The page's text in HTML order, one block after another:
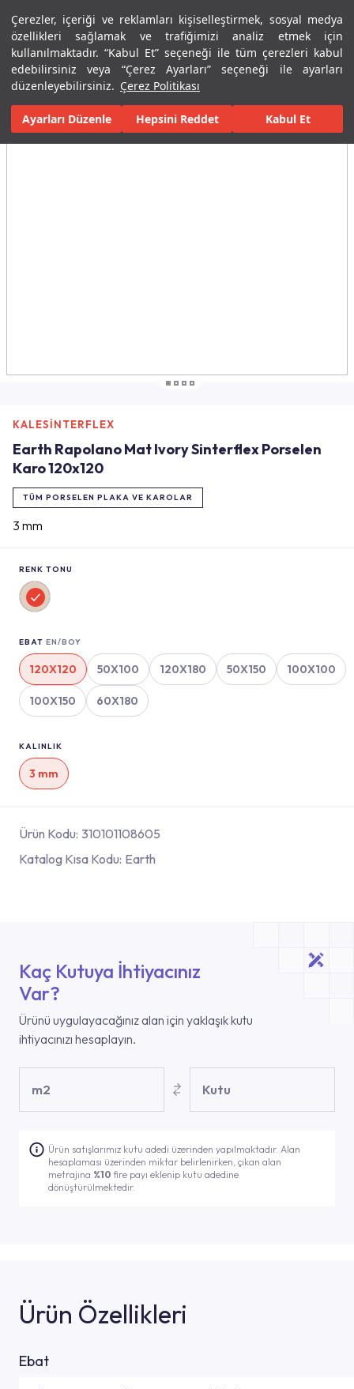
Çerezler, içeriği ve reklamları kişiselleştirmek, sosyal medya
özellikleri sağlamak ve trafiğimizi analiz etmek için
kullanılmaktadır. “Kabul Et” seçeneği ile tüm çerezleri kabul
edebilirsiniz veya “Çerez Ayarları” seçeneği ile ayarları
düzenleyebilirsiniz. Çerez Politikası
Ayarları Düzenle Hepsini Reddet Kabul Et
Menü Menü
Ana Sayfa Karolar Porselen Plaka ve Karolar Tüm Porselen
Tüm Görseller(3)
KALESİNTERFLEX
Earth Rapolano Mat Ivory Sinterflex Porselen
Karo 120x120
TÜM PORSELEN PLAKA VE KAROLAR
3 mm
RENK TONU
EBAT EN/BOY
120X120 50X100 120X180 50X150 100X100
100X150 60X180
KALINLIK
3 mm
Ürün Kodu: 310101108605
Katalog Kısa Kodu: Earth
Kaç Kutuya İhtiyacınız
Var?
Ürünü uygulayacağınız alan için yaklaşık kutu
ihtiyacınızı hesaplayın.
m2 Kutu
Ürün satışlarımız kutu adedi üzerinden yapılmaktadır. Alan
hesaplaması üzerinden miktar belirlenirken, çıkan alan
metrajına %10fire payı eklenip kutu adedine
dönüştürülmektedir.
Ürün Özellikleri
Ebat